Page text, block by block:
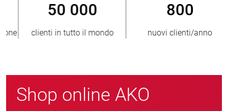
800
nuovi clienti/anno
> 3 500 000
unità vendute
Shop online AKO